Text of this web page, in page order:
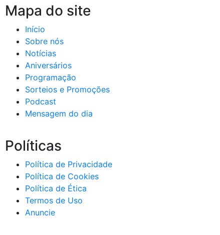
Mapa do site
Início
Sobre nós
Notícias
Aniversários
Programação
Sorteios e Promoções
Podcast
Mensagem do dia
Políticas
Política de Privacidade
Política de Cookies
Política de Ética
Termos de Uso
Anuncie